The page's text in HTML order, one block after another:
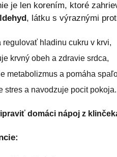
je len korením, ktoré
, látku s výraznými
regulovať hladinu cukru v krvi,
krvný obeh a zdravie srdca,
metabolizmus a pomáha
stres a navodzuje pocit pokoja.
domáci nápoj z